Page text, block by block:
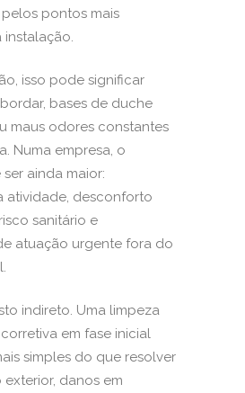
pontos mais
instalação.
isso pode significar
bases de duche
maus odores constantes
Numa empresa, o
ainda maior:
atividade, desconforto
sanitário e
atuação urgente fora do
indireto. Uma limpeza
em fase inicial
simples do que resolver
danos em